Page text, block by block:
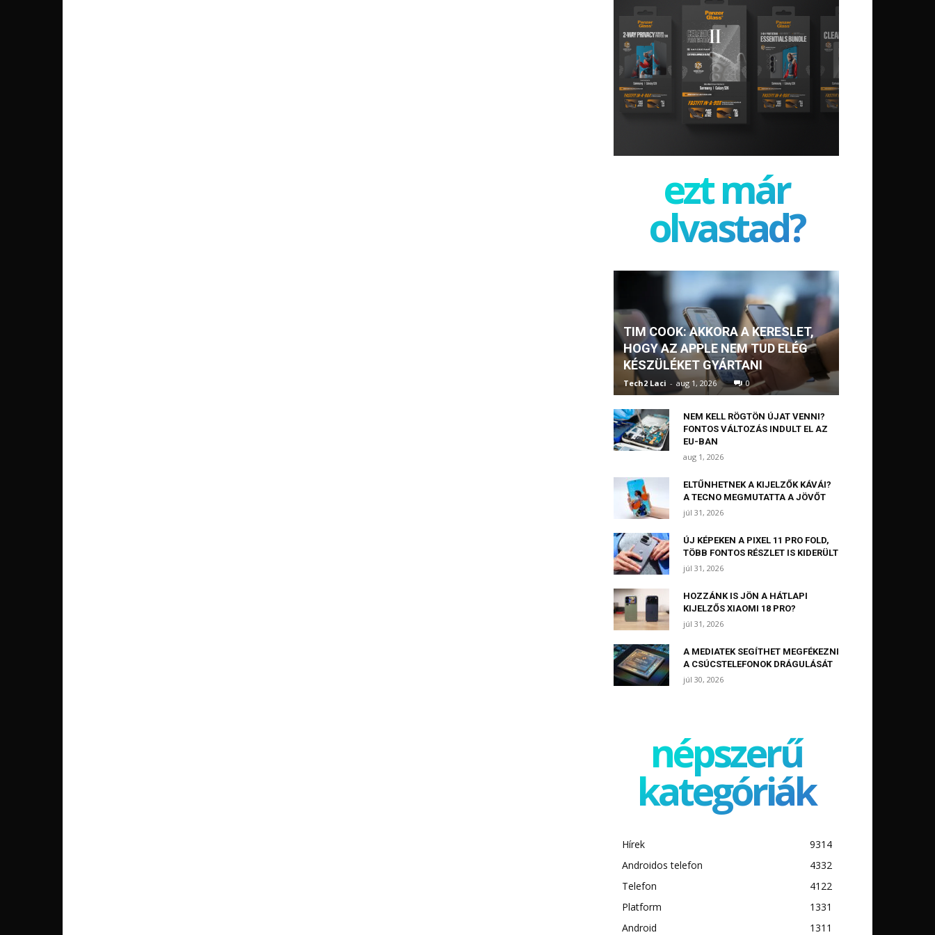
ezt már
olvastad?
TIM COOK: AKKORA A KERESLET,
HOGY AZ APPLE NEM TUD ELÉG
KÉSZÜLÉKET GYÁRTANI
Tech2 Laci - aug 1, 2026 0
NEM KELL RÖGTÖN ÚJAT VENNI?
FONTOS VÁLTOZÁS INDULT EL AZ
EU-BAN
aug 1, 2026
ELTŰNHETNEK A KIJELZŐK KÁVÁI?
A TECNO MEGMUTATTA A JÖVŐT
júl 31, 2026
ÚJ KÉPEKEN A PIXEL 11 PRO FOLD,
TÖBB FONTOS RÉSZLET IS KIDERÜLT
júl 31, 2026
HOZZÁNK IS JÖN A HÁTLAPI
KIJELZŐS XIAOMI 18 PRO?
júl 31, 2026
A MEDIATEK SEGÍTHET MEGFÉKEZNI
A CSÚCSTELEFONOK DRÁGULÁSÁT
júl 30, 2026
népszerű
kategóriák
Hírek
9314
Androidos telefon
4332
Telefon
4122
Platform
1331
Android
1311